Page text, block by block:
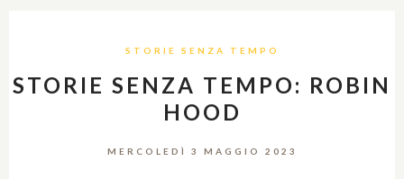
STORIE SENZA TEMPO
STORIE SENZA TEMPO: ROBIN
HOOD
MERCOLEDÌ 3 MAGGIO 2023